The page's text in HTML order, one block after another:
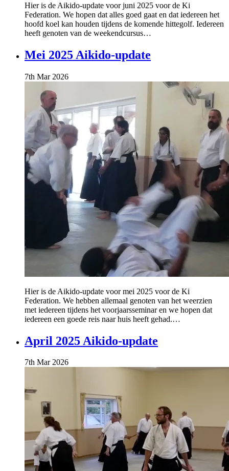
Hier is de Aikido-update voor juni 2025 voor de Ki
Federation. We hopen dat alles goed gaat en dat iedereen het
hoofd koel kan houden tijdens de komende hittegolf. Iedereen
heeft genoten van de weekendcursus…
Mei 2025 Aikido-update
7th Mar 2026
Hier is de Aikido-update voor mei 2025 voor de Ki
Federation. We hebben allemaal genoten van het weerzien
met iedereen tijdens het voorjaarsseminar en we hopen dat
iedereen een goede reis naar huis heeft gehad.…
April 2025 Aikido-update
7th Mar 2026